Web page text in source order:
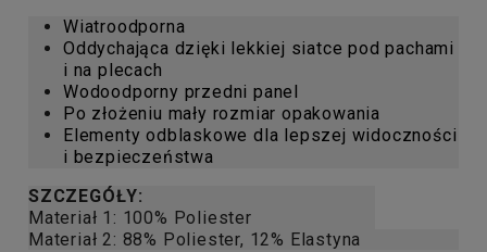
Wiatroodporna
Oddychająca dzięki lekkiej siatce pod pachami
i na plecach
Wodoodporny przedni panel
Po złożeniu mały rozmiar opakowania
Elementy odblaskowe dla lepszej widoczności
i bezpieczeństwa
SZCZEGÓŁY:
Materiał 1: 100% Poliester
Materiał 2: 88% Poliester, 12% Elastyna